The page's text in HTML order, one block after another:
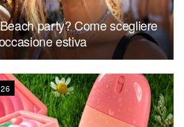
party? Come scegliere
estiva